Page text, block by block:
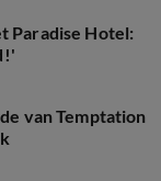
Paradise Hotel:
van Temptation